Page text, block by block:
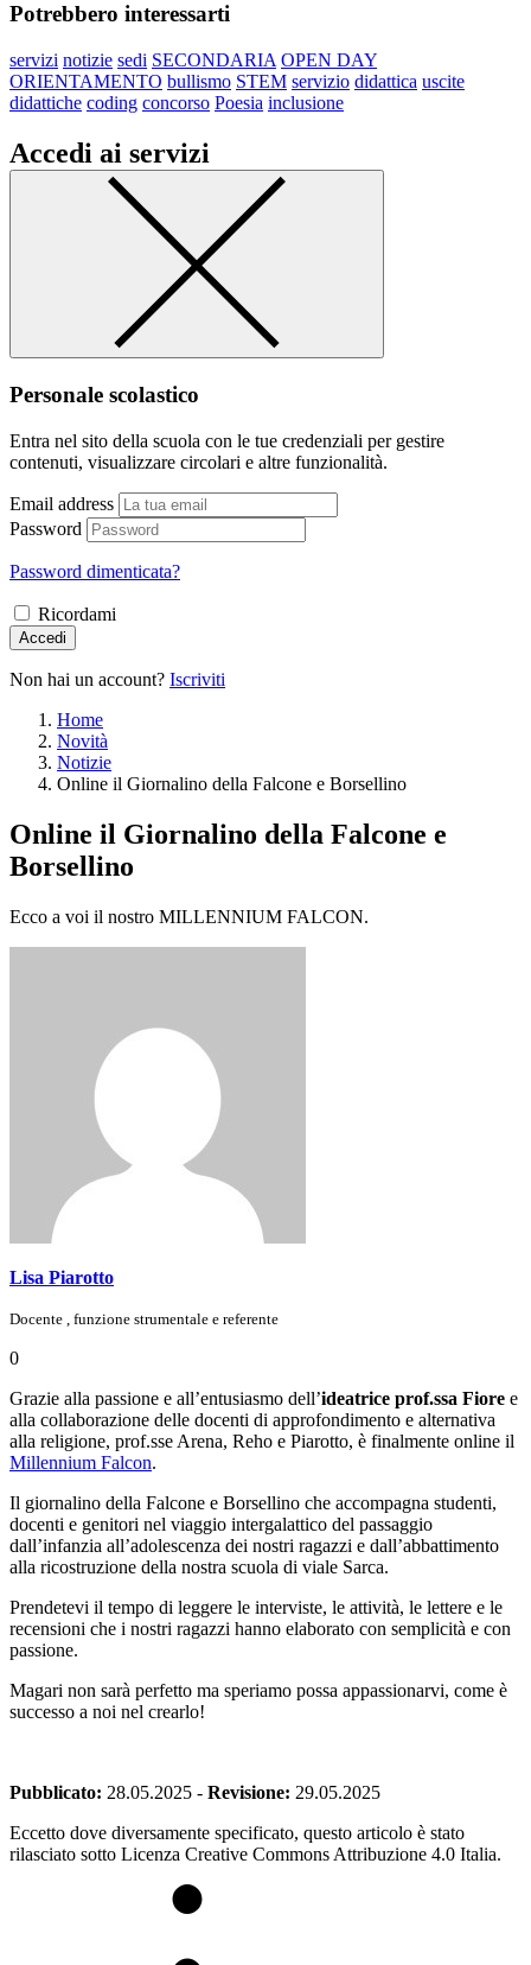
Potrebbero interessarti
servizi notizie sedi SECONDARIA OPEN DAY
ORIENTAMENTO bullismo STEM servizio didattica uscite
didattiche coding concorso Poesia inclusione
Accedi ai servizi
Personale scolastico
Entra nel sito della scuola con le tue credenziali per gestire
contenuti, visualizzare circolari e altre funzionalità.
Email address
Password
Password dimenticata?
Ricordami
Accedi
Non hai un account? Iscriviti
Home
Novità
Notizie
Online il Giornalino della Falcone e Borsellino
Online il Giornalino della Falcone e
Borsellino
Ecco a voi il nostro MILLENNIUM FALCON.
Lisa Piarotto
Docente , funzione strumentale e referente
0
Grazie alla passione e all’entusiasmo dell’ideatrice prof.ssa Fiore e
alla collaborazione delle docenti di approfondimento e alternativa
alla religione, prof.sse Arena, Reho e Piarotto, è finalmente online il
Millennium Falcon.
Il giornalino della Falcone e Borsellino che accompagna studenti,
docenti e genitori nel viaggio intergalattico del passaggio
dall’infanzia all’adolescenza dei nostri ragazzi e dall’abbattimento
alla ricostruzione della nostra scuola di viale Sarca.
Prendetevi il tempo di leggere le interviste, le attività, le lettere e le
recensioni che i nostri ragazzi hanno elaborato con semplicità e con
passione.
Magari non sarà perfetto ma speriamo possa appassionarvi, come è
successo a noi nel crearlo!
Pubblicato: 28.05.2025 - Revisione: 29.05.2025
Eccetto dove diversamente specificato, questo articolo è stato
rilasciato sotto Licenza Creative Commons Attribuzione 4.0 Italia.